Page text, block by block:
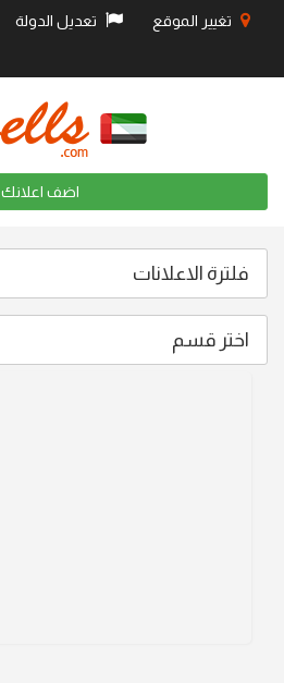
تغيير الموقع تعديل الدولة
اضف اعلانك
فلترة الاعلانات
اختر قسم